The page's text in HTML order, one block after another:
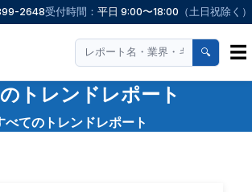
2648受付時間： 平日 9:00〜18:00 （土日祝除く）
🔍 ☰
トレンドレポート
べてのトレンドレポート